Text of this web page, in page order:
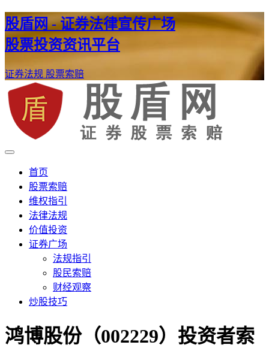
股盾网 - 证券法律宣传广场
股票投资资讯平台
证券法规 股票索赔
股盾网
证券股票维权网
首页
股票索赔
维权指引
法律法规
价值投资
证券广场
法规指引
股民索赔
财经观察
炒股技巧
鸿博股份（002229）投资者索